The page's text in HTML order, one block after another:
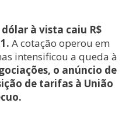
à vista caiu R$
A cotação operou em
intensificou a queda à
o anúncio de
de tarifas à União